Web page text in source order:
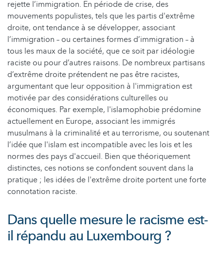
rejette l’immigration. En période de crise, des
mouvements populistes, tels que les partis d'extrême
droite, ont tendance à se développer, associant
l’immigration – ou certaines formes d’immigration – à
tous les maux de la société, que ce soit par idéologie
raciste ou pour d’autres raisons. De nombreux partisans
d’extrême droite prétendent ne pas être racistes,
argumentant que leur opposition à l'immigration est
motivée par des considérations culturelles ou
économiques. Par exemple, l'islamophobie prédomine
actuellement en Europe, associant les immigrés
musulmans à la criminalité et au terrorisme, ou soutenant
l’idée que l'islam est incompatible avec les lois et les
normes des pays d'accueil. Bien que théoriquement
distinctes, ces notions se confondent souvent dans la
pratique ; les idées de l'extrême droite portent une forte
connotation raciste.
Dans quelle mesure le racisme est-
il répandu au Luxembourg ?